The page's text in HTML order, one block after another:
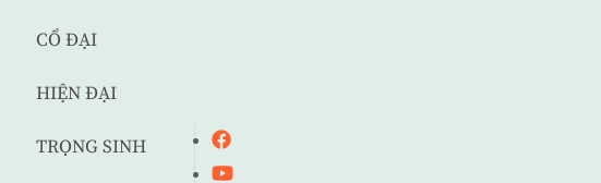
CỔ ĐẠI
HIỆN ĐẠI
TRỌNG SINH